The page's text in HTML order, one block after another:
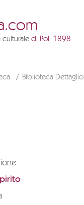
culturale di Poli 1898
Biblioteca Dettaglio